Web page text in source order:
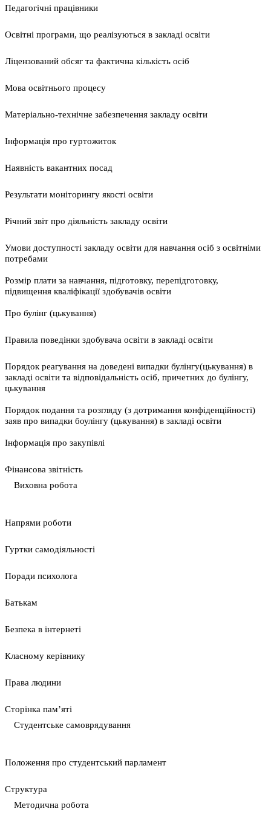
Педагогічні працівники
Освітні програми, що реалізуються в закладі освіти
Ліцензований обсяг та фактична кількість осіб
Мова освітнього процесу
Матеріально-технічне забезпечення закладу освіти
Інформація про гуртожиток
Наявність вакантних посад
Результати моніторингу якості освіти
Річний звіт про діяльність закладу освіти
Умови доступності закладу освіти для навчання осіб з освітніми
потребами
Розмір плати за навчання, підготовку, перепідготовку,
підвищення кваліфікації здобувачів освіти
Про булінг (цькування)
Правила поведінки здобувача освіти в закладі освіти
Порядок реагування на доведені випадки булінгу(цькування) в
закладі освіти та відповідальність осіб, причетних до булінгу,
цькування
Порядок подання та розгляду (з дотримання конфіденційності)
заяв про випадки боулінгу (цькування) в закладі освіти
Інформація про закупівлі
Фінансова звітність
Виховна робота
Напрями роботи
Гуртки самодіяльності
Поради психолога
Батькам
Безпека в інтернеті
Класному керівнику
Права людини
Сторінка пам’яті
Студентське самоврядування
Положення про студентський парламент
Cтруктура
Методична робота